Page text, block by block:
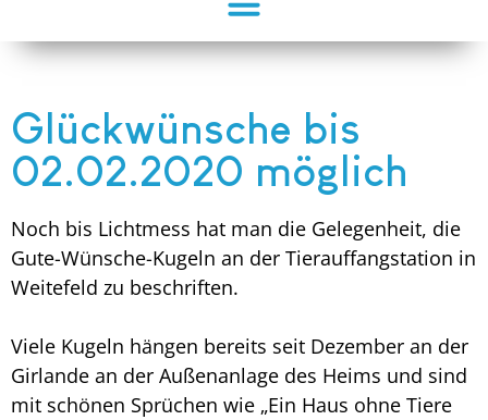
Glückwünsche bis
02.02.2020 möglich
Noch bis Lichtmess hat man die Gelegenheit, die
Gute-Wünsche-Kugeln an der Tierauffangstation in
Weitefeld zu beschriften.
Viele Kugeln hängen bereits seit Dezember an der
Girlande an der Außenanlage des Heims und sind
mit schönen Sprüchen wie „Ein Haus ohne Tiere